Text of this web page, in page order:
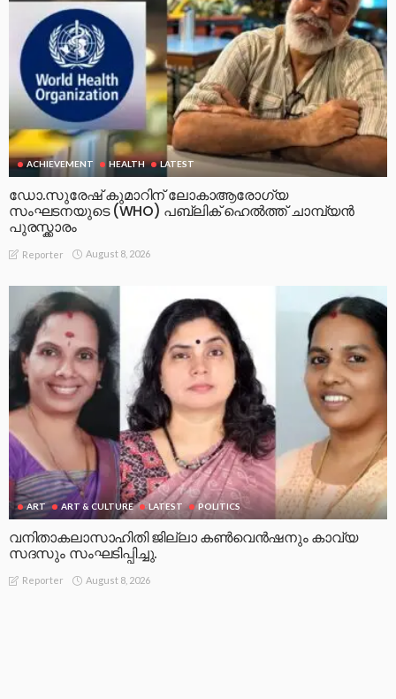
ACHIEVEMENT HEALTH LATEST
ഡോ.സുരേഷ് കുമാറിന് ലോകാആരോഗ്യ
സംഘടനയുടെ (WHO) പബ്ലിക് ഹെൽത്ത് ചാമ്പ്യൻ
പുരസ്ക്കാരം
Reporter August 8, 2026
ART ART & CULTURE LATEST POLITICS
വനിതാകലാസാഹിതി ജില്ലാ കൺവെൻഷനും കാവ്യ
സദസും സംഘടിപ്പിച്ചു.
Reporter August 8, 2026